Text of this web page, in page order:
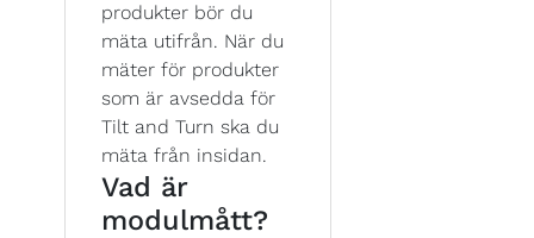
produkter bör du
mäta utifrån. När du
mäter för produkter
som är avsedda för
Tilt and Turn ska du
mäta från insidan.
Vad är
modulmått?